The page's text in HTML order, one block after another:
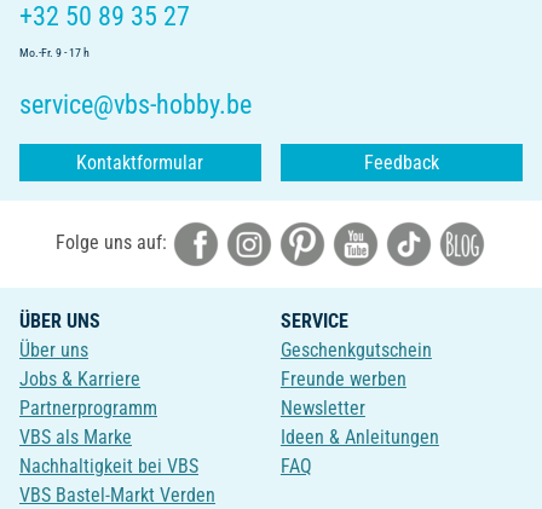
+32 50 89 35 27
Mo.-Fr. 9 - 17 h
service@vbs-hobby.be
Kontaktformular Feedback
Folge uns auf:
ÜBER UNS
Über uns
Jobs & Karriere
Partnerprogramm
VBS als Marke
Nachhaltigkeit bei VBS
VBS Bastel-Markt Verden
SERVICE
Geschenkgutschein
Freunde werben
Newsletter
Ideen & Anleitungen
FAQ